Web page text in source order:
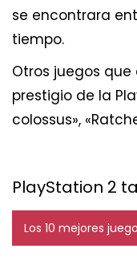
se encontrara
tiempo.
Otros juegos
prestigio de la
colossus»,
PlayStation 2
Los 10 mejores